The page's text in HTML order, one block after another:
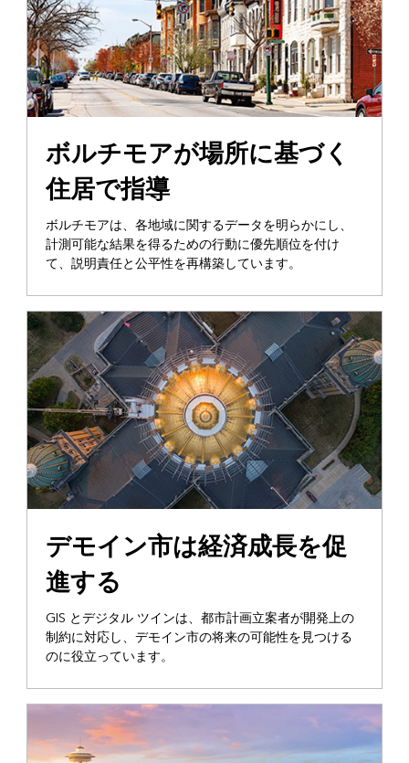
ボルチモアが場所に基づく
住居で指導
ボルチモアは、各地域に関するデータを明らかにし、
計測可能な結果を得るための行動に優先順位を付け
て、説明責任と公平性を再構築しています。
デモイン市は経済成長を促
進する
GIS とデジタル ツインは、都市計画立案者が開発上の
制約に対応し、デモイン市の将来の可能性を見つける
のに役立っています。